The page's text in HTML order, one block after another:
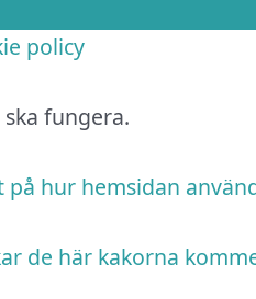
policy
fungera.
hur hemsidan
de här kakorna